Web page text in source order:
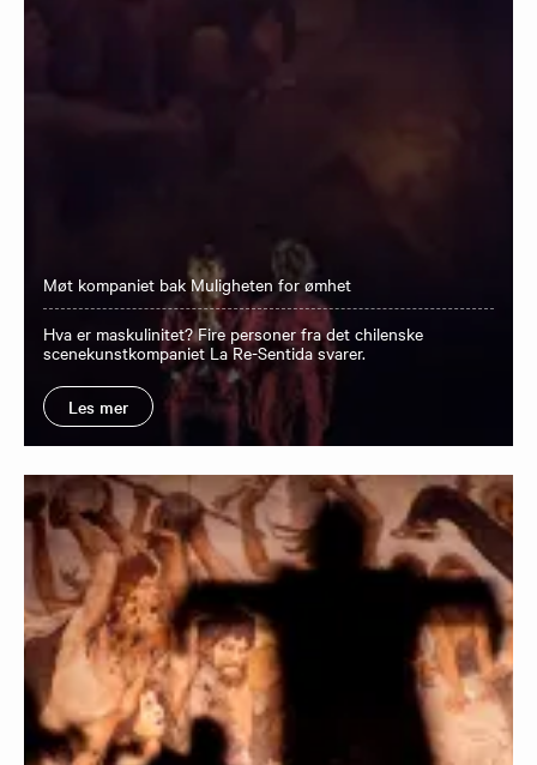
Møt kompaniet bak Muligheten for ømhet
Hva er maskulinitet? Fire personer fra det chilenske
scenekunstkompaniet La Re-Sentida svarer.
Les mer